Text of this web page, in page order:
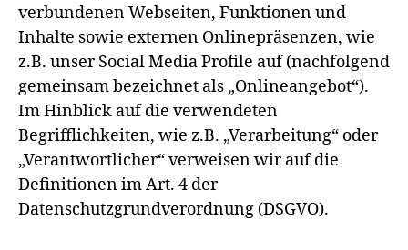
verbundenen Webseiten, Funktionen und
Inhalte sowie externen Onlinepräsenzen, wie
z.B. unser Social Media Profile auf (nachfolgend
gemeinsam bezeichnet als „Onlineangebot“).
Im Hinblick auf die verwendeten
Begrifflichkeiten, wie z.B. „Verarbeitung“ oder
„Verantwortlicher“ verweisen wir auf die
Definitionen im Art. 4 der
Datenschutzgrundverordnung (DSGVO).